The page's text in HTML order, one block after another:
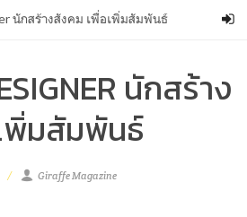
นักสร้างสังคม เพื่อเพิ่มสัมพันธ์
นักสร้าง
พิ่มสัมพันธ์
Giraffe Magazine